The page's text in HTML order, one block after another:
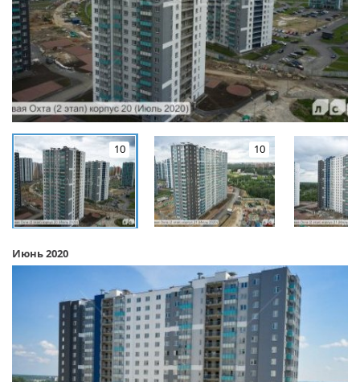
10 10
Июнь 2020